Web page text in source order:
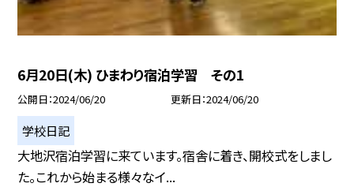
6月20日(木) ひまわり宿泊学習 その1
公開日 2024/06/20 更新日 2024/06/20
学校日記
大地沢宿泊学習に来ています。宿舎に着き、開校式をしまし
た。これから始まる様々なイ...